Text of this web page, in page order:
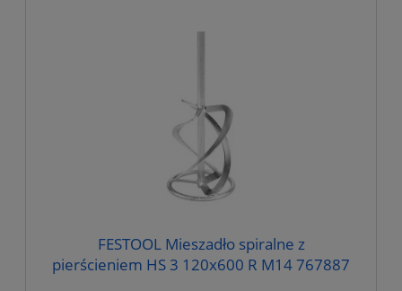
FESTOOL Mieszadło spiralne z
pierścieniem HS 3 120x600 R M14 767887